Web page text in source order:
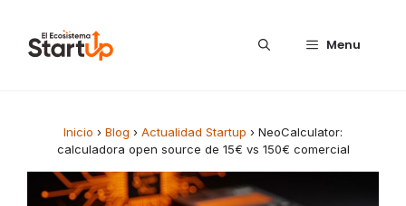
Menu
Inicio › Blog › Actualidad Startup › NeoCalculator:
calculadora open source de 15€ vs 150€ comercial